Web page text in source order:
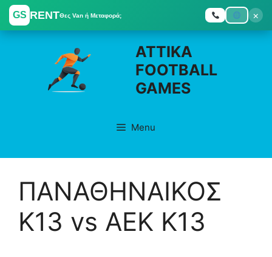
GS RENTΘες Van ή Μεταφορά;
×
Skip
ATTIKA
FOOTBALL
GAMES
Menu
ΠΑΝΑΘΗΝΑΙΚΟΣ
K13 vs ΑΕΚ K13